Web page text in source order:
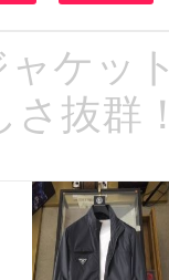
ャケッ
さ抜群